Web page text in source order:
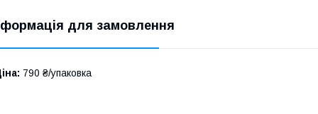
для замовлення
790 ₴/упаковка